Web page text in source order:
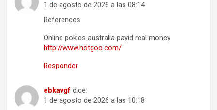
1 de agosto de 2026 a las 08:14
References:
Online pokies australia payid real money
http://www.hotgoo.com/
Responder
ebkavgf dice:
1 de agosto de 2026 a las 10:18